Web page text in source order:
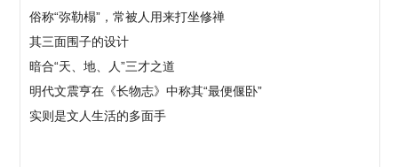
俗称“弥勒榻”，常被人用来打坐修禅
其三面围子的设计
暗合“天、地、人”三才之道
明代文震亨在《长物志》中称其“最便偃卧”
实则是文人生活的多面手